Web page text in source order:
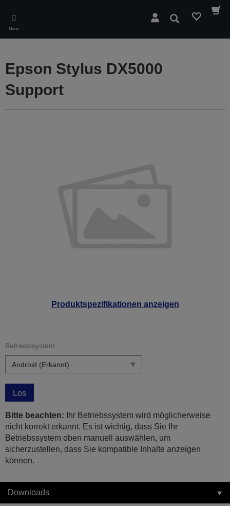
main
content
Menü
Suchen
Produktspezifikationen anzeigen
Epson Stylus DX5000
Support
Betriebssystem:
Los
Bitte beachten: Ihr Betriebssystem wird möglicherweise
nicht korrekt erkannt. Es ist wichtig, dass Sie Ihr
Betriebssystem oben manuell auswählen, um
sicherzustellen, dass Sie kompatible Inhalte anzeigen
können.
Downloads